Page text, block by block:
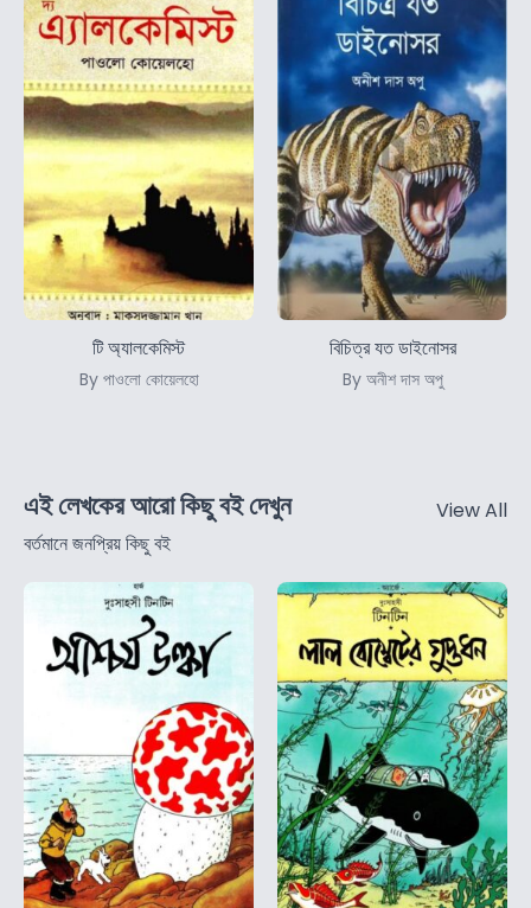
টি অ্যালকেমিস্ট
By পাওলো কোয়েলহো
বিচিত্র যত ডাইনোসর
By অনীশ দাস অপু
এই লেখকের আরো কিছু বই দেখুন
বর্তমানে জনপ্রিয় কিছু বই
View All